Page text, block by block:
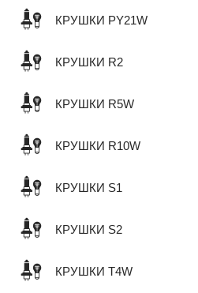
КРУШКИ PY21W
КРУШКИ R2
КРУШКИ R5W
КРУШКИ R10W
КРУШКИ S1
КРУШКИ S2
КРУШКИ T4W